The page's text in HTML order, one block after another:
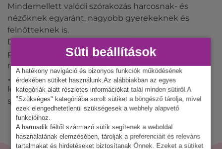
Mindemellett valódi szórakozás harcosnak- és
nézőknek egyaránt, nagyobb gyerekeknek és
felnőtteknek is.
Dobjátok fel a bulit egy igazán szórakotató
programmal, bérlejetek sumo játékot
rendezvényetekre, és már indulhat is harc!
„Hakkeyoi!”Az eszköz területigénye 5×5 méter,
lehetőleg füves, vízszintes terület, továbbá
szükséges még 220V áramforrás.
Süti beállítások
A hatékony navigáció és bizonyos funkciók működésének
érdekében sütiket használunk.Az alábbiakban az egyes
kategóriák alatt részletes információkat talál minden sütiről.A
"Szükséges" kategóriába sorolt sütiket a böngésző tárolja, mivel
ezek elengedhetetlenül szükségesek a webhely alapvető
funkcióihoz.
A harmadik féltől származó sütik segítenek a weboldal
használatának elemzésében, tárolják a preferenciáit és releváns
tartalmakat és hirdetéseket biztosítanak Önnek. Ezeket a sütiket